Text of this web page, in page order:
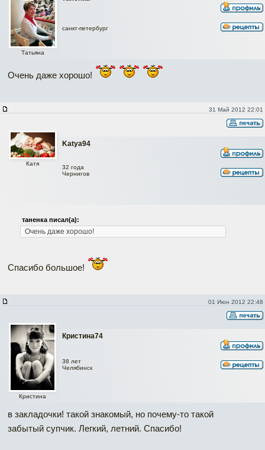
Татьяна
санкт-петербург
Очень даже хорошо!
31 Май 2012 22:01
Katya94
Катя
32 года
Чернигов
таненка писал(а):
Очень даже хорошо!
Спасибо большое!
01 Июн 2012 22:48
Кристина74
Кристина
38 лет
Челябинск
в закладочки! такой знакомый, но почему-то такой
забытый супчик. Легкий, летний. Спасибо!